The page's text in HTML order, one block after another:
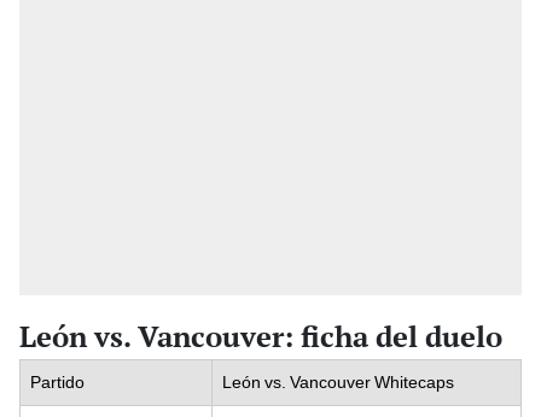
León vs. Vancouver: ficha del duelo
Partido León vs. Vancouver Whitecaps